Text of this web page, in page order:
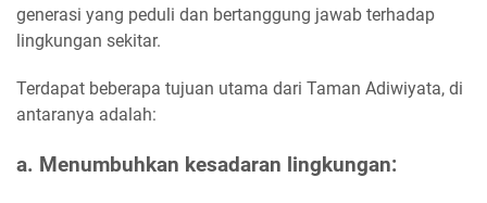
generasi yang peduli dan bertanggung jawab terhadap
lingkungan sekitar.
Terdapat beberapa tujuan utama dari Taman Adiwiyata, di
antaranya adalah:
a. Menumbuhkan kesadaran lingkungan: